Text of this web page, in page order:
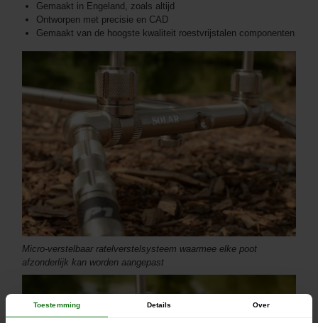
Toestemming Details Over
Gemaakt in Engeland, zoals altijd
Ontworpen met precisie en CAD
Gemaakt van de hoogste kwaliteit roestvrijstalen componenten
Micro-verstelbaar ratelverstelsysteem waarmee elke poot
afzonderlijk kan worden aangepast